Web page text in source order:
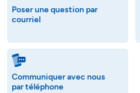
Poser une question par
courriel
Communiquer avec nous
par téléphone